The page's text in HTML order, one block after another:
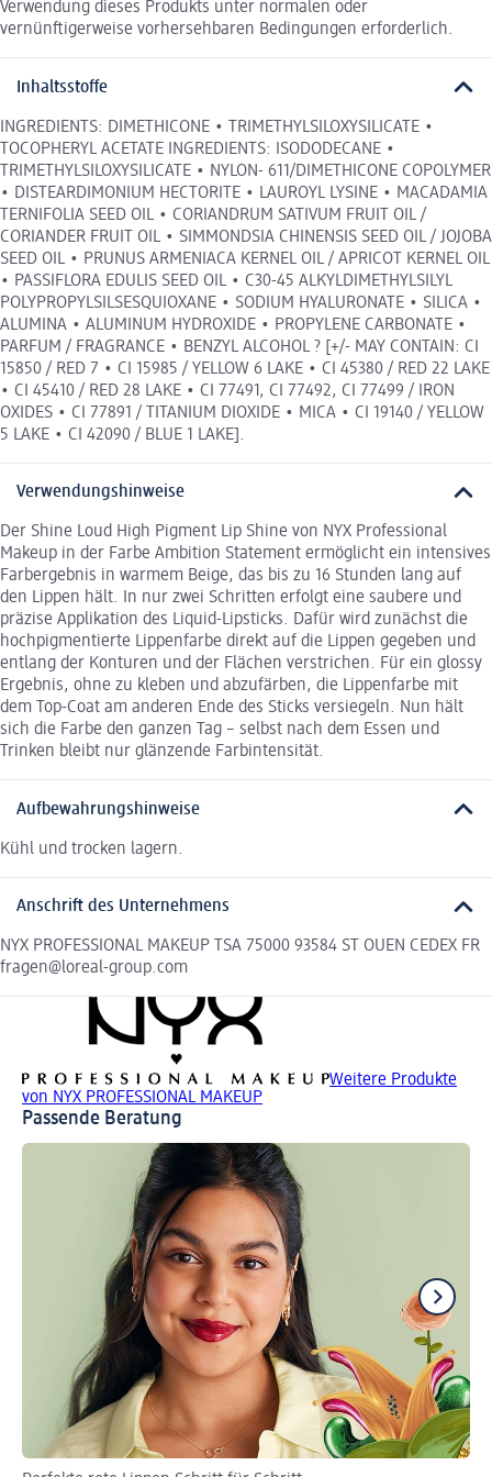
Verwendung dieses Produkts unter normalen oder
vernünftigerweise vorhersehbaren Bedingungen erforderlich.
Inhaltsstoffe
INGREDIENTS: DIMETHICONE • TRIMETHYLSILOXYSILICATE •
TOCOPHERYL ACETATE INGREDIENTS: ISODODECANE •
TRIMETHYLSILOXYSILICATE • NYLON- 611/DIMETHICONE COPOLYMER
• DISTEARDIMONIUM HECTORITE • LAUROYL LYSINE • MACADAMIA
TERNIFOLIA SEED OIL • CORIANDRUM SATIVUM FRUIT OIL /
CORIANDER FRUIT OIL • SIMMONDSIA CHINENSIS SEED OIL / JOJOBA
SEED OIL • PRUNUS ARMENIACA KERNEL OIL / APRICOT KERNEL OIL
• PASSIFLORA EDULIS SEED OIL • C30-45 ALKYLDIMETHYLSILYL
POLYPROPYLSILSESQUIOXANE • SODIUM HYALURONATE • SILICA •
ALUMINA • ALUMINUM HYDROXIDE • PROPYLENE CARBONATE •
PARFUM / FRAGRANCE • BENZYL ALCOHOL ? [+/- MAY CONTAIN: CI
15850 / RED 7 • CI 15985 / YELLOW 6 LAKE • CI 45380 / RED 22 LAKE
• CI 45410 / RED 28 LAKE • CI 77491, CI 77492, CI 77499 / IRON
OXIDES • CI 77891 / TITANIUM DIOXIDE • MICA • CI 19140 / YELLOW
5 LAKE • CI 42090 / BLUE 1 LAKE].
Verwendungshinweise
Der Shine Loud High Pigment Lip Shine von NYX Professional
Makeup in der Farbe Ambition Statement ermöglicht ein intensives
Farbergebnis in warmem Beige, das bis zu 16 Stunden lang auf
den Lippen hält. In nur zwei Schritten erfolgt eine saubere und
präzise Applikation des Liquid-Lipsticks. Dafür wird zunächst die
hochpigmentierte Lippenfarbe direkt auf die Lippen gegeben und
entlang der Konturen und der Flächen verstrichen. Für ein glossy
Ergebnis, ohne zu kleben und abzufärben, die Lippenfarbe mit
dem Top-Coat am anderen Ende des Sticks versiegeln. Nun hält
sich die Farbe den ganzen Tag – selbst nach dem Essen und
Trinken bleibt nur glänzende Farbintensität.
Aufbewahrungshinweise
Kühl und trocken lagern.
Anschrift des Unternehmens
NYX PROFESSIONAL MAKEUP TSA 75000 93584 ST OUEN CEDEX FR
fragen@loreal-group.com
Weitere Produkte
von NYX PROFESSIONAL MAKEUP
Passende Beratung